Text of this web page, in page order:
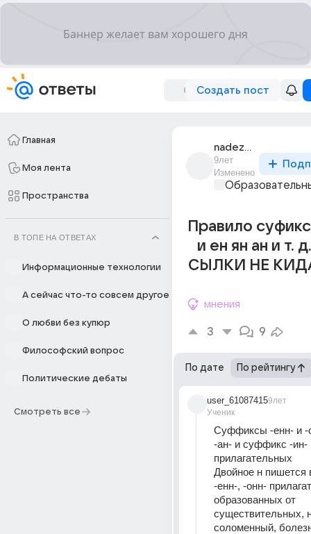
Создать пост
Главная
Моя лента
Пространства
В ТОПЕ НА ОТВЕТАХ
Информационные технологии
А сейчас что-то совсем другое
О любви без купюр
Философский вопрос
Политические дебаты
Смотреть все
nadezhda_kuslina_1
9лет
Изменено
Правило
и ен ян ан и т.
СЫЛКИ НЕ
мнения
3 9
По дате По рейтингу
user_61087415
Ученик
9лет
Суффиксы -енн- и -
-ан- и суффикс -
прилагательных
Двойное н пишется
-енн-, -онн-
образованных от
существительных,
соломенный,